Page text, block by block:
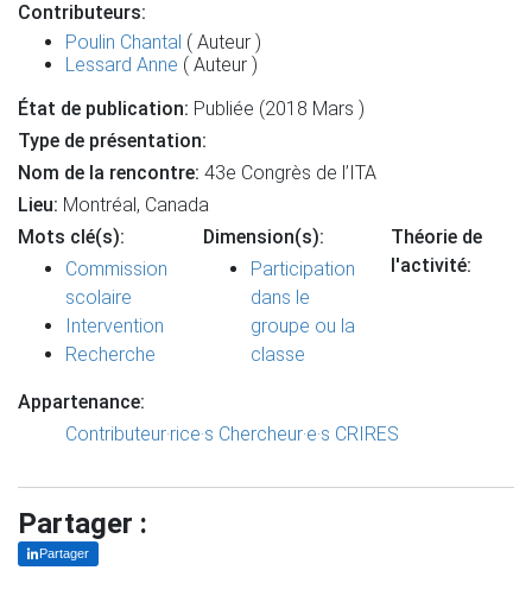
Contributeurs:
Poulin Chantal ( Auteur )
Lessard Anne ( Auteur )
État de publication: Publiée (2018 Mars )
Type de présentation:
Nom de la rencontre: 43e Congrès de l’ITA
Lieu: Montréal, Canada
Mots clé(s):
Commission
scolaire
Intervention
Recherche
Dimension(s):
Participation
dans le
groupe ou la
classe
Théorie de
l'activité:
Appartenance:
Contributeur·rice·s Chercheur·e·s CRIRES
Partager :
Partager